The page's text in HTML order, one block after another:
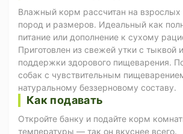
Влажный корм рассчитан на взрослых
пород и размеров. Идеальный как
питание или дополнение к сухому
Приготовлен из свежей утки с тыквой
поддержки здорового пищеварения.
собак с чувствительным
натуральному беззерновому составу.
Как подавать
Откройте банку и подайте корм
температуры — так он вкуснее всего.